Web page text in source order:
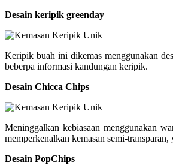
Desain keripik greenday
Keripik buah ini dikemas menggunakan
beberpa informasi kandungan keripik.
Desain Chicca Chips
Meninggalkan kebiasaan menggunakan
memperkenalkan kemasan semi-
Desain PopChips